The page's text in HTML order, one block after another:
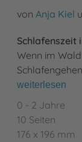
von Anja Kiel
Schlafenszeit
Wenn im
weiterlesen
0 - 2 Jahre
10 Seiten
176 x 196 mm